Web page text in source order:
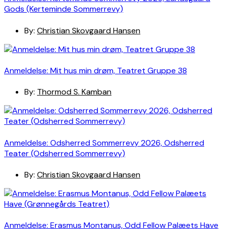
Gods (Kerteminde Sommerrevy)
By: Christian Skovgaard Hansen
Anmeldelse: Mit hus min drøm, Teatret Gruppe 38
By: Thormod S. Kamban
Anmeldelse: Odsherred Sommerrevy 2026, Odsherred
Teater (Odsherred Sommerrevy)
By: Christian Skovgaard Hansen
Anmeldelse: Erasmus Montanus, Odd Fellow Palæets Have